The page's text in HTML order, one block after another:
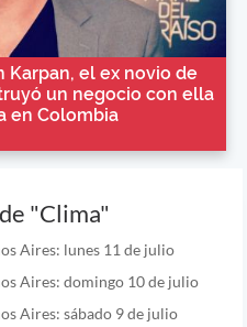
Karpan, el ex novio de
un negocio con ella
en Colombia
"Clima"
Aires: lunes 11 de julio
Aires: domingo 10 de julio
Aires: sábado 9 de julio